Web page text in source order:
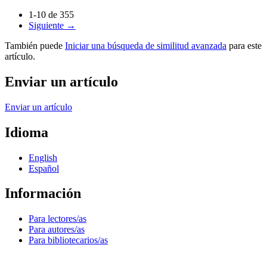
1-10 de 355
Siguiente →
También puede Iniciar una búsqueda de similitud avanzada para este
artículo.
Enviar un artículo
Enviar un artículo
Idioma
English
Español
Información
Para lectores/as
Para autores/as
Para bibliotecarios/as